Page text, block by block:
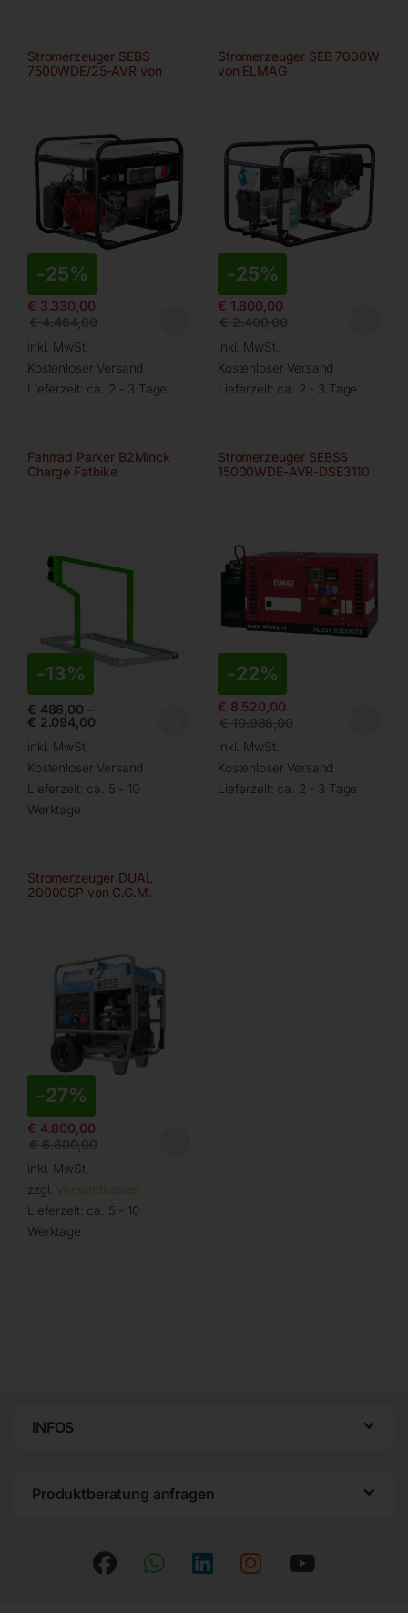
Stromerzeuger SEBS
7500WDE/25-AVR von
-25%
€ 3.330,00
€4.464,00
inkl. MwSt.
Kostenloser Versand
Lieferzeit: ca. 2 - 3 Tage
Stromerzeuger SEB 7000W
von ELMAG
-25%
€ 1.800,00
€2.400,00
inkl. MwSt.
Kostenloser Versand
Lieferzeit: ca. 2 - 3 Tage
Fahrrad Parker B2Minck
Charge Fatbike
-13%
€ 486,00 –
€ 2.094,00
inkl. MwSt.
Kostenloser Versand
Lieferzeit: ca. 5 - 10
Werktage
Stromerzeuger SEBSS
15000WDE-AVR-DSE3110
-22%
€ 8.520,00
€10.986,00
inkl. MwSt.
Kostenloser Versand
Lieferzeit: ca. 2 - 3 Tage
Stromerzeuger DUAL
20000SP von C.G.M.
-27%
€ 4.800,00
€6.600,00
inkl. MwSt.
zzgl. Versandkosten
Lieferzeit: ca. 5 - 10
Werktage
INFOS
Produktberatung anfragen